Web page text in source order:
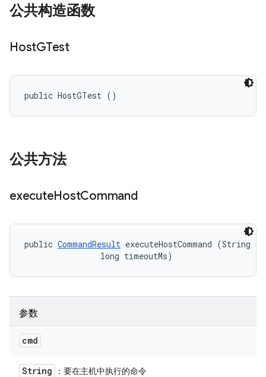
公共构造函数
HostGTest
public HostGTest ()
公共方法
executeHostCommand
public CommandResult executeHostCommand (String
                long timeoutMs)
参数
cmd
String ：要在主机中执行的命令